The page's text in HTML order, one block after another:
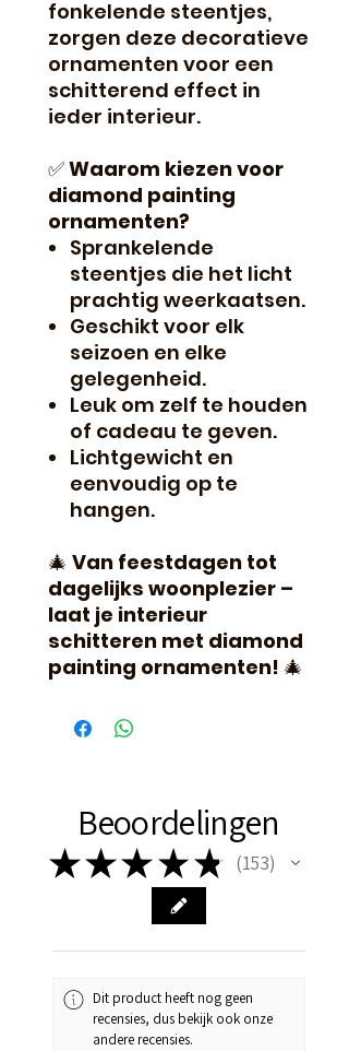
fonkelende steentjes,
zorgen deze decoratieve
ornamenten voor een
schitterend effect in
ieder interieur.
✅Waarom kiezen voor
diamond painting
ornamenten?
Sprankelende
steentjes die het licht
prachtig weerkaatsen.
Geschikt voor elk
seizoen en elke
gelegenheid.
Leuk om zelf te houden
of cadeau te geven.
Lichtgewicht en
eenvoudig op te
hangen.
🎄 Van feestdagen tot
dagelijks woonplezier –
laat je interieur
schitteren met diamond
painting ornamenten! 🎄
Beoordelingen
★★★ ★ ★ 153
153
Dit product heeft nog geen
recensies, dus bekijk ook onze
andere recensies.